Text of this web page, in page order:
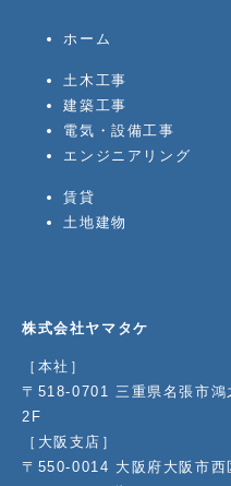
ホーム
土木工事
建築工事
電気・設備工事
エンジニアリング
賃貸
土地建物
株式会社ヤマタケ
［本社］
〒518-0701 三重県名張市
2F
［大阪支店］
〒550-0014 大阪府大阪市西